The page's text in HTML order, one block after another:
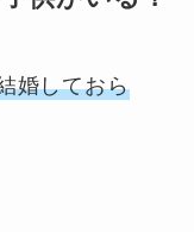
婚しておら